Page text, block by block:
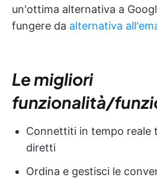
un'ottima alternativa a
fungere da alternativa
Le migliori
funzionalità/
Connettiti in tempo reale
diretti
Ordina e gestisci le